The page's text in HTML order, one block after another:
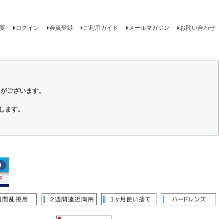
ログイン 会員登録 ご利用ガイド メールマガジン お問い合わせ
ございます。
ます。